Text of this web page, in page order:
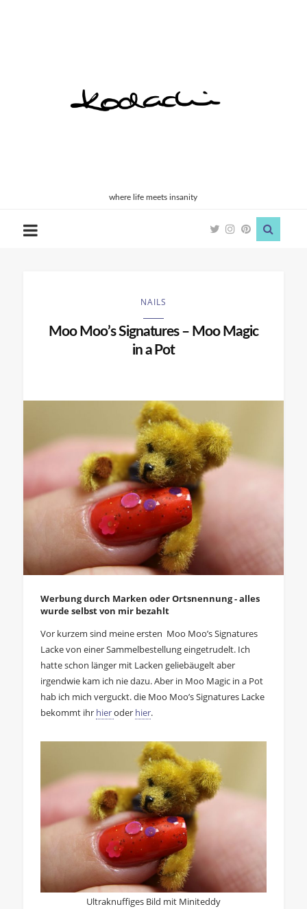
where life meets insanity
NAILS
Moo Moo’s Signatures – Moo Magic
in a Pot
Werbung durch Marken oder Ortsnennung - alles
wurde selbst von mir bezahlt
Vor kurzem sind meine ersten Moo Moo’s Signatures
Lacke von einer Sammelbestellung eingetrudelt. Ich
hatte schon länger mit Lacken geliebäugelt aber
irgendwie kam ich nie dazu. Aber in Moo Magic in a Pot
hab ich mich verguckt. die Moo Moo’s Signatures Lacke
bekommt ihr hieroder hier.
Ultraknuffiges Bild mit Miniteddy